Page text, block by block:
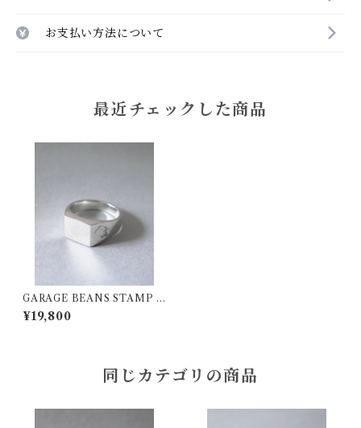
お支払い方法について
最近チェックした商品
GARAGE BEANS STAMP S
quare Ring
¥19,800
同じカテゴリの商品